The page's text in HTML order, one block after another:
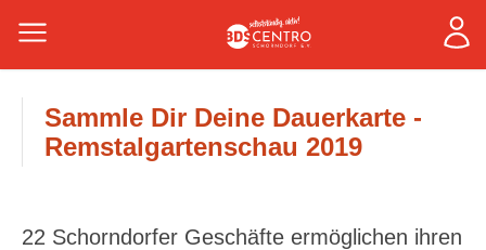
Sammle Dir Deine Dauerkarte -
Remstalgartenschau 2019
22 Schorndorfer Geschäfte ermöglichen ihren